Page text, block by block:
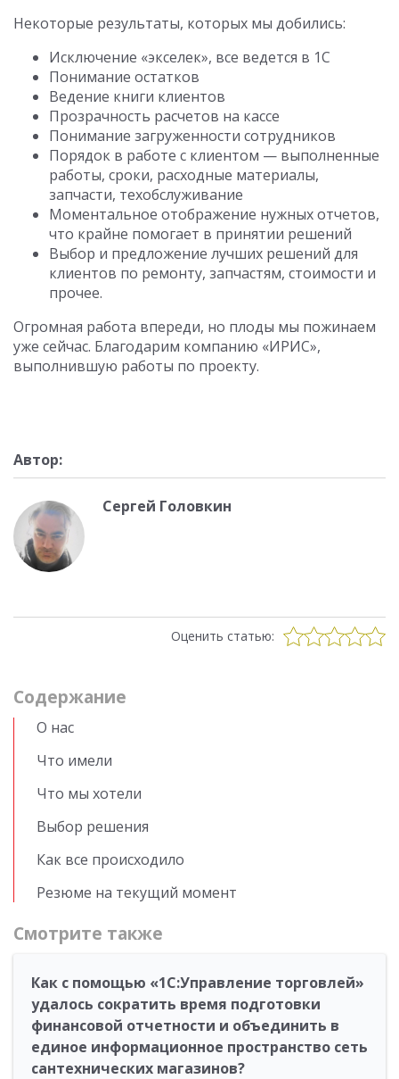
Некоторые результаты, которых мы добились:
Исключение «экселек», все ведется в 1С
Понимание остатков
Ведение книги клиентов
Прозрачность расчетов на кассе
Понимание загруженности сотрудников
Порядок в работе с клиентом — выполненные
работы, сроки, расходные материалы,
запчасти, техобслуживание
Моментальное отображение нужных отчетов,
что крайне помогает в принятии решений
Выбор и предложение лучших решений для
клиентов по ремонту, запчастям, стоимости и
прочее.
Огромная работа впереди, но плоды мы пожинаем
уже сейчас. Благодарим компанию «ИРИС»,
выполнившую работы по проекту.
Автор:
Сергей Головкин
Оценить статью:
Cодержание
О нас
Что имели
Что мы хотели
Выбор решения
Как все происходило
Резюме на текущий момент
Смотрите также
Как с помощью «1С:Управление торговлей»
удалось сократить время подготовки
финансовой отчетности и объединить в
единое информационное пространство сеть
сантехнических магазинов?